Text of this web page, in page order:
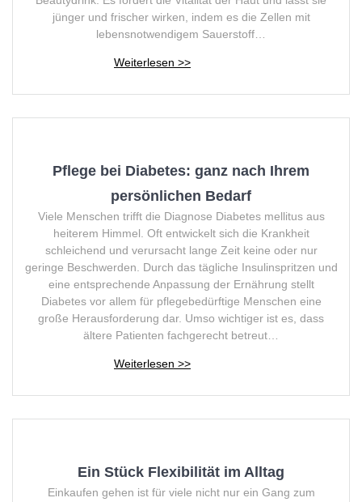
jünger und frischer wirken, indem es die Zellen mit
lebensnotwendigem Sauerstoff…
Pflege bei Diabetes: ganz nach Ihrem
persönlichen Bedarf
Viele Menschen trifft die Diagnose Diabetes mellitus aus
heiterem Himmel. Oft entwickelt sich die Krankheit
schleichend und verursacht lange Zeit keine oder nur
geringe Beschwerden. Durch das tägliche Insulinspritzen und
eine entsprechende Anpassung der Ernährung stellt
Diabetes vor allem für pflegebedürftige Menschen eine
große Herausforderung dar. Umso wichtiger ist es, dass
ältere Patienten fachgerecht betreut…
Ein Stück Flexibilität im Alltag
Einkaufen gehen ist für viele nicht nur ein Gang zum